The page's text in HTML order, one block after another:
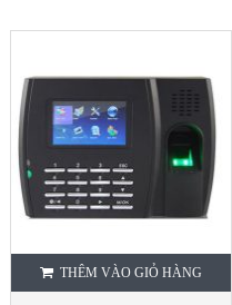
THÊM VÀO GIỎ HÀNG